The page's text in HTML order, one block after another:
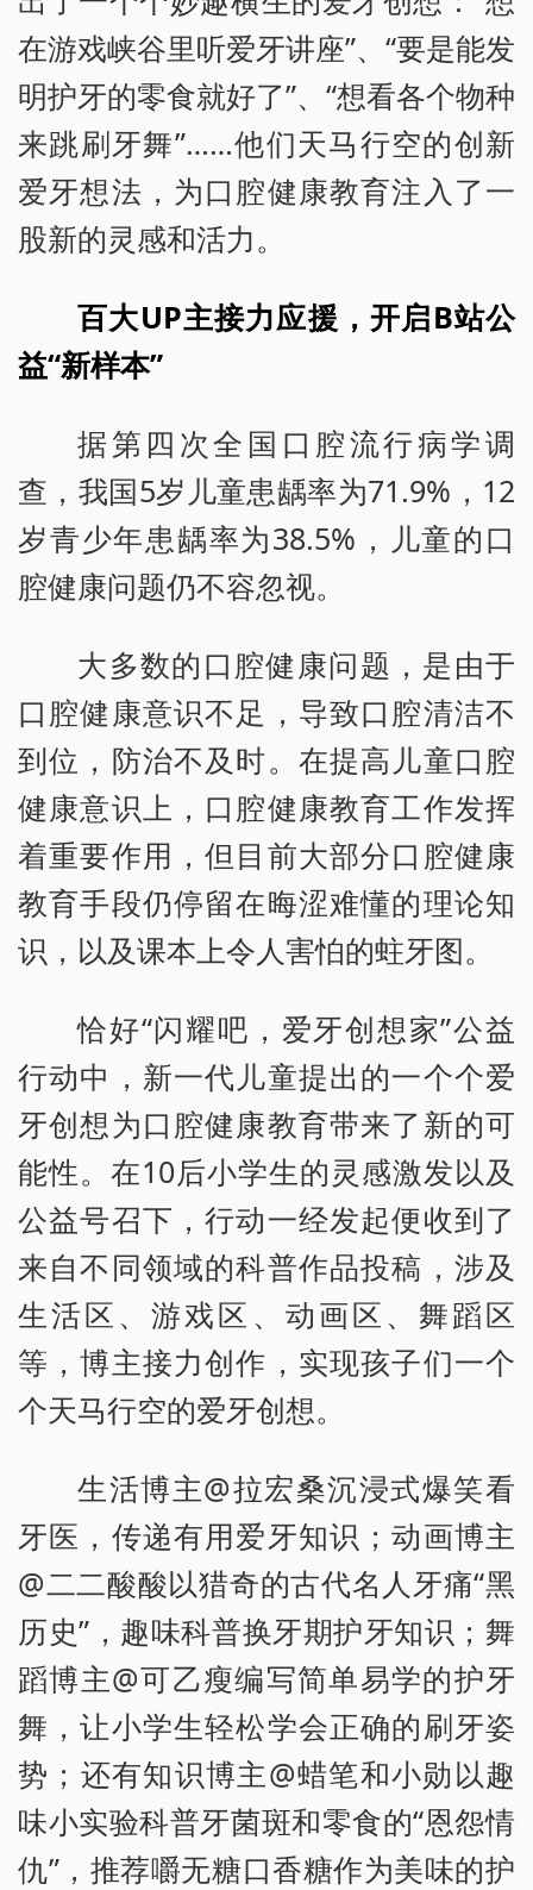
在游戏峡谷里听爱牙讲座”、“要是能发
明护牙的零食就好了”、“想看各个物种
来跳刷牙舞”……他们天马行空的创新
爱牙想法，为口腔健康教育注入了一
股新的灵感和活力。
百大UP主接力应援，开启B站公
益“新样本”
据第四次全国口腔流行病学调
查，我国5岁儿童患龋率为71.9%，12
岁青少年患龋率为38.5%，儿童的口
腔健康问题仍不容忽视。
大多数的口腔健康问题，是由于
口腔健康意识不足，导致口腔清洁不
到位，防治不及时。在提高儿童口腔
健康意识上，口腔健康教育工作发挥
着重要作用，但目前大部分口腔健康
教育手段仍停留在晦涩难懂的理论知
识，以及课本上令人害怕的蛀牙图。
恰好“闪耀吧，爱牙创想家”公益
行动中，新一代儿童提出的一个个爱
牙创想为口腔健康教育带来了新的可
能性。在10后小学生的灵感激发以及
公益号召下，行动一经发起便收到了
来自不同领域的科普作品投稿，涉及
生活区、游戏区、动画区、舞蹈区
等，博主接力创作，实现孩子们一个
个天马行空的爱牙创想。
生活博主@拉宏桑沉浸式爆笑看
牙医，传递有用爱牙知识；动画博主
@二二酸酸以猎奇的古代名人牙痛“黑
历史”，趣味科普换牙期护牙知识；舞
蹈博主@可乙瘦编写简单易学的护牙
舞，让小学生轻松学会正确的刷牙姿
势；还有知识博主@蜡笔和小勋以趣
味小实验科普牙菌斑和零食的“恩怨情
仇”，推荐嚼无糖口香糖作为美味的护